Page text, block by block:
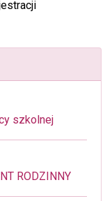
szkolnej
RODZINNY